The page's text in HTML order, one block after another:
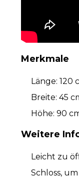
Merkmale
Länge: 120
Breite: 45
Höhe: 90
Weitere
Leicht zu
Schloss,